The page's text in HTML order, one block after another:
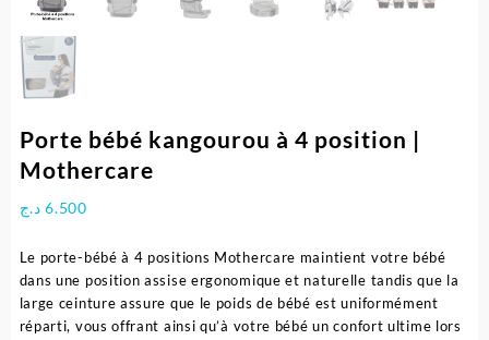
Porte bébé kangourou à 4 position |
Mothercare
6.500 د.ج
Le porte-bébé à 4 positions Mothercare maintient votre bébé
dans une position assise ergonomique et naturelle tandis que la
large ceinture assure que le poids de bébé est uniformément
réparti, vous offrant ainsi qu’à votre bébé un confort ultime lors